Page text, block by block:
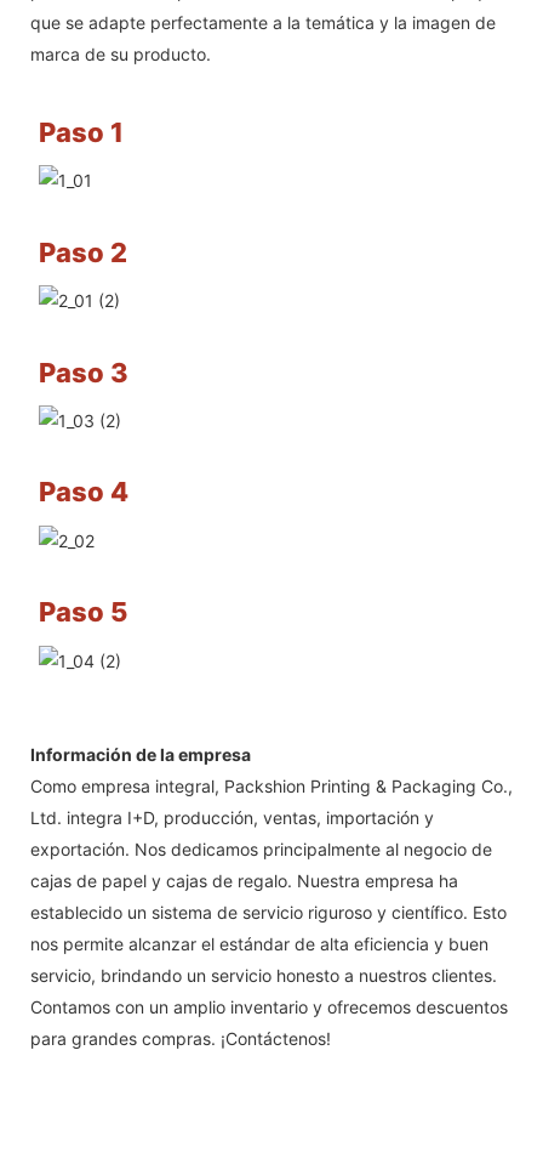
que se adapte perfectamente a la temática y la imagen de
marca de su producto.
Paso 1
Paso 2
Paso 3
Paso 4
Paso 5
Información de la empresa
Como empresa integral, Packshion Printing & Packaging Co.,
Ltd. integra I+D, producción, ventas, importación y
exportación. Nos dedicamos principalmente al negocio de
cajas de papel y cajas de regalo. Nuestra empresa ha
establecido un sistema de servicio riguroso y científico. Esto
nos permite alcanzar el estándar de alta eficiencia y buen
servicio, brindando un servicio honesto a nuestros clientes.
Contamos con un amplio inventario y ofrecemos descuentos
para grandes compras. ¡Contáctenos!